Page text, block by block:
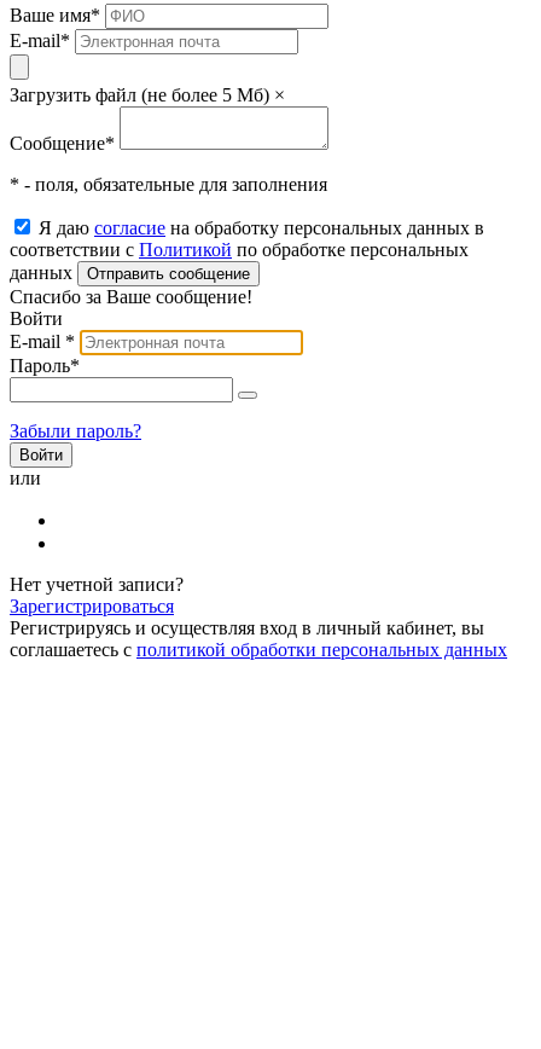
Ваше имя*
E-mail*
Загрузить файл (не более 5 Мб) ×
Сообщение*
* - поля, обязательные для заполнения
Я даю согласие на обработку персональных данных в
соответствии с Политикой по обработке персональных
данных
Отправить сообщение
Спасибо за Ваше сообщение!
Войти
E-mail *
Пароль*
Забыли пароль?
или
Нет учетной записи?
Зарегистрироваться
Регистрируясь и осуществляя вход в личный кабинет, вы
соглашаетесь с политикой обработки персональных данных